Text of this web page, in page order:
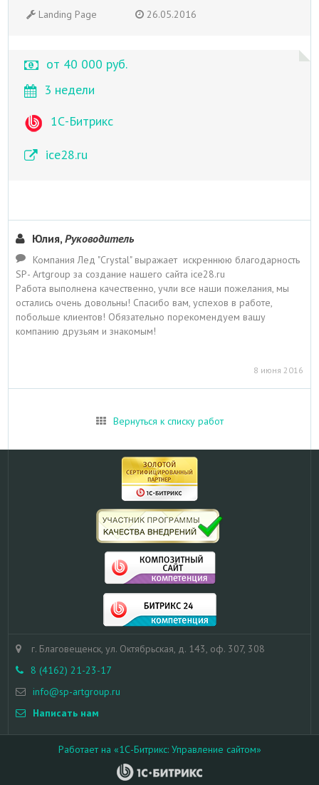
Landing Page
26.05.2016
от 40 000 руб.
3 недели
1С-Битрикс
ice28.ru
Юлия,Руководитель
Компания Лед "Crystal" выражает искреннюю благодарность
SP- Artgroup за создание нашего сайта ice28.ru
Работа выполнена качественно, учли все наши пожелания, мы
остались очень довольны! Спасибо вам, успехов в работе,
побольше клиентов! Обязательно порекомендуем вашу
компанию друзьям и знакомым!
8 июня 2016
Вернуться к списку работ
г. Благовещенск, ул. Октябрьская, д. 143, оф. 307, 308
8 (4162) 21-23-17
info@sp-artgroup.ru
Написать нам
Работает на «1С-Битрикс: Управление сайтом»